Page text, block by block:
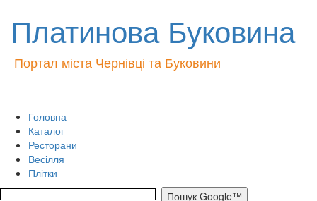
Платинова Буковина
Портал міста Чернівці та Буковини
Головна
Каталог
Ресторани
Весілля
Плітки